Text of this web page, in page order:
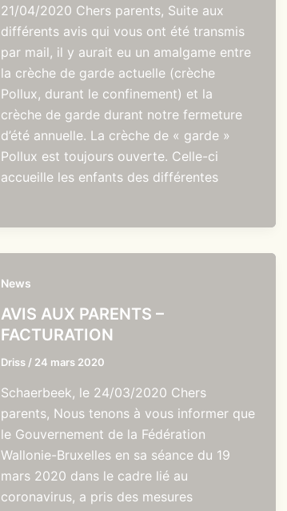
21/04/2020 Chers parents, Suite aux
différents avis qui vous ont été transmis
par mail, il y aurait eu un amalgame entre
la crèche de garde actuelle (crèche
Pollux, durant le confinement) et la
crèche de garde durant notre fermeture
d’été annuelle. La crèche de « garde »
Pollux est toujours ouverte. Celle-ci
accueille les enfants des différentes
News
AVIS AUX PARENTS –
FACTURATION
Driss / 24 mars 2020
Schaerbeek, le 24/03/2020 Chers
parents, Nous tenons à vous informer que
le Gouvernement de la Fédération
Wallonie-Bruxelles en sa séance du 19
mars 2020 dans le cadre lié au
coronavirus, a pris des mesures